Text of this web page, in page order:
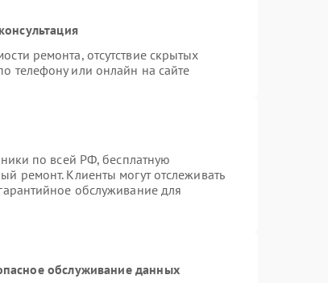
ремонта, отсутствие скрытых
телефону или онлайн на сайте
по всей РФ, бесплатную
ремонт. Клиенты могут отслеживать
обслуживание для
обслуживание данных